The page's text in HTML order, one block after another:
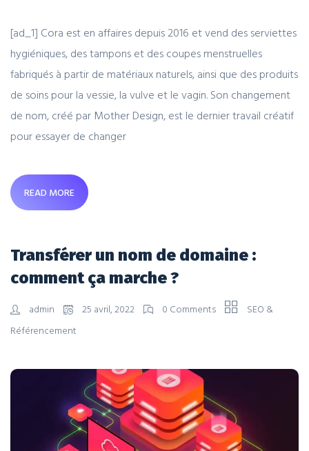
[ad_1] Cora est en affaires depuis 2016 et vend des serviettes
hygiéniques, des tampons et des coupes menstruelles
fabriqués à partir de matériaux naturels, ainsi que des produits
de soins pour la vessie, la vulve et le vagin. Son changement
de nom, créé par Mother Design, est le dernier travail créatif
pour essayer de changer
READ MORE
Transférer un nom de domaine :
comment ça marche ?
admin 25 avril, 2022 0 Comments
SEO &
Référencement